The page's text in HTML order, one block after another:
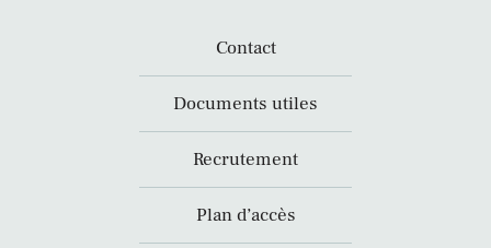
Contact
Documents utiles
Recrutement
Plan d’accès